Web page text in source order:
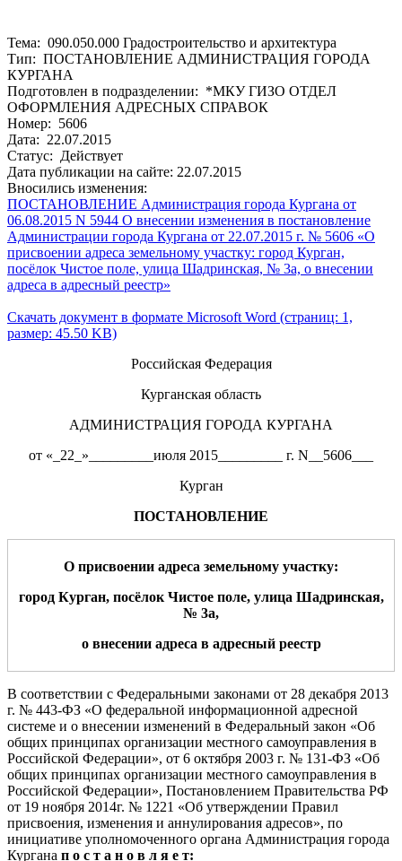
Тема: 090.050.000 Градостроительство и архитектура
Тип: ПОСТАНОВЛЕНИЕ АДМИНИСТРАЦИЯ ГОРОДА
КУРГАНА
Подготовлен в подразделении: *МКУ ГИЗО ОТДЕЛ
ОФОРМЛЕНИЯ АДРЕСНЫХ СПРАВОК
Номер: 5606
Дата: 22.07.2015
Статус: Действует
Дата публикации на сайте: 22.07.2015
Вносились изменения:
ПОСТАНОВЛЕНИЕ Администрация города Кургана от
06.08.2015 N 5944 О внесении изменения в постановление
Администрации города Кургана от 22.07.2015 г. № 5606 «О
присвоении адреса земельному участку: город Курган,
посёлок Чистое поле, улица Шадринская, № 3а, о внесении
адреса в адресный реестр»
Скачать документ в формате Microsoft Word (страниц: 1,
размер: 45.50 KB)
Российская Федерация
Курганская область
АДМИНИСТРАЦИЯ ГОРОДА КУРГАНА
от «_22_»_________июля 2015_________ г. N__5606___
Курган
ПОСТАНОВЛЕНИЕ
О присвоении адреса земельному участку:
город Курган, посёлок Чистое поле, улица Шадринская,
№ 3а,
о внесении адреса в адресный реестр
В соответствии с Федеральными законами от 28 декабря 2013
г. № 443-ФЗ «О федеральной информационной адресной
системе и о внесении изменений в Федеральный закон «Об
общих принципах организации местного самоуправления в
Российской Федерации», от 6 октября 2003 г. № 131-ФЗ «Об
общих принципах организации местного самоуправления в
Российской Федерации», Постановлением Правительства РФ
от 19 ноября 2014г. № 1221 «Об утверждении Правил
присвоения, изменения и аннулирования адресов», по
инициативе уполномоченного органа Администрация города
Кургана п о с т а н о в л я е т: